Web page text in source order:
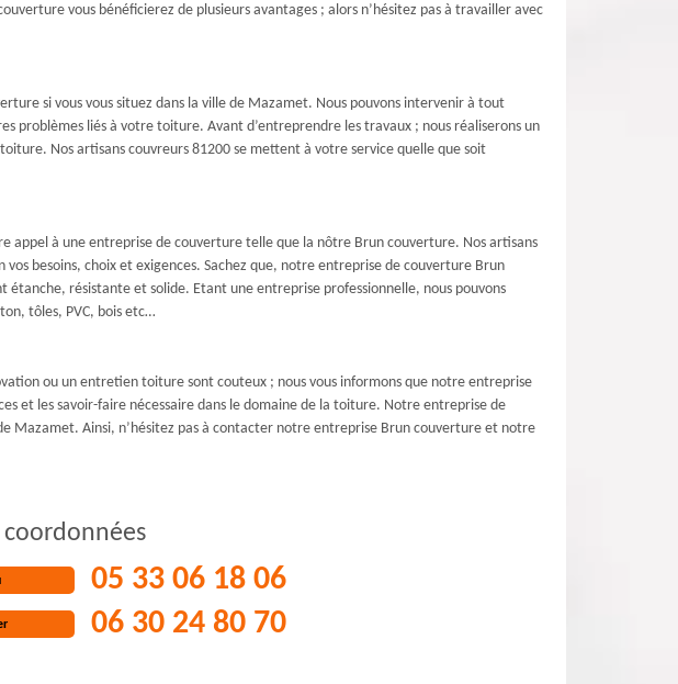
vous bénéficierez de plusieurs avantages ; alors n’hésitez pas à travailler avec
si vous vous situez dans la ville de Mazamet. Nous pouvons intervenir à tout
problèmes liés à votre toiture. Avant d’entreprendre les travaux ; nous réaliserons un
Nos artisans couvreurs 81200 se mettent à votre service quelle que soit
appel à une entreprise de couverture telle que la nôtre Brun couverture. Nos artisans
besoins, choix et exigences. Sachez que, notre entreprise de couverture Brun
résistante et solide. Etant une entreprise professionnelle, nous pouvons
tôles, PVC, bois etc…
ou un entretien toiture sont couteux ; nous vous informons que notre entreprise
et les savoir-faire nécessaire dans le domaine de la toiture. Notre entreprise de
Mazamet. Ainsi, n’hésitez pas à contacter notre entreprise Brun couverture et notre
coordonnées
05 33 06 18 06
06 30 24 80 70